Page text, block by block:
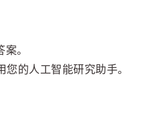
。
的人工智能研究助手。